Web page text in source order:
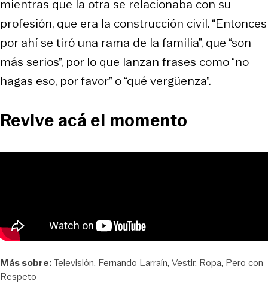
mientras que la otra se relacionaba con su
profesión, que era la construcción civil. “Entonces
por ahí se tiró una rama de la familia”, que “son
más serios”, por lo que lanzan frases como “no
hagas eso, por favor” o “qué vergüenza”.
Revive acá el momento
Más sobre:Televisión Fernando Larraín Vestir Ropa Pero con
Respeto